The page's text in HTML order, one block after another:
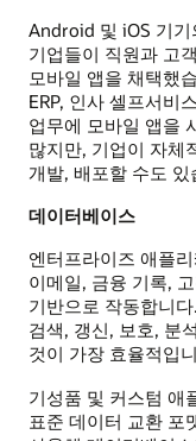
Android 및 iOS 기기
기업들이 직원과 고
모바일 앱을 채택했
ERP, 인사 셀프서비
업무에 모바일 앱을
많지만, 기업이 자체
개발, 배포할 수도 있
데이터베이스
엔터프라이즈 애플
이메일, 금융 기록,
기반으로 작동합니
검색, 갱신, 보호, 분
것이 가장 효율적입
기성품 및 커스텀 애
표준 데이터 교환 포